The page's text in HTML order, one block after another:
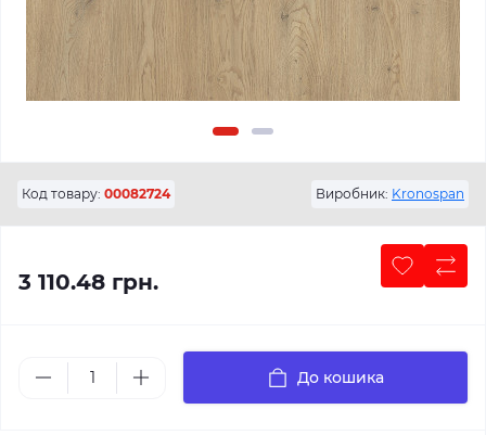
Код товару: 00082724 Виробник: Kronospan
3 110.48 грн.
До кошика